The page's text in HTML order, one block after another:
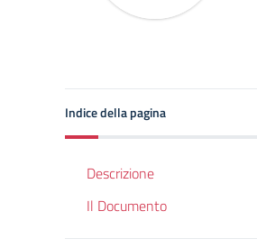
Indice della pagina
Descrizione
Il Documento